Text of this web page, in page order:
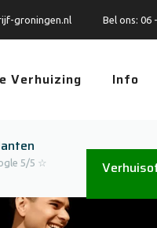
groningen.nl Bel ons: 06
Verhuizing Info
5/5 ☆